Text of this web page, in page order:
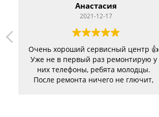
Анастасия
2021-12-17
Очень хороший сервисный центр 👍
Уже не в первый раз ремонтирую у
них телефоны, ребята молодцы.
После ремонта ничего не глючит,